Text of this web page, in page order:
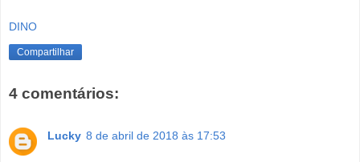
DINO
Compartilhar
4 comentários:
Lucky 8 de abril de 2018 às 17:53